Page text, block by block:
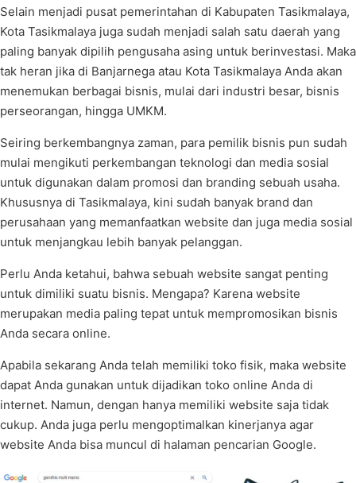
Selain menjadi pusat pemerintahan di Kabupaten Tasikmalaya,
Kota Tasikmalaya juga sudah menjadi salah satu daerah yang
paling banyak dipilih pengusaha asing untuk berinvestasi. Maka
tak heran jika di Banjarnega atau Kota Tasikmalaya Anda akan
menemukan berbagai bisnis, mulai dari industri besar, bisnis
perseorangan, hingga UMKM.
Seiring berkembangnya zaman, para pemilik bisnis pun sudah
mulai mengikuti perkembangan teknologi dan media sosial
untuk digunakan dalam promosi dan branding sebuah usaha.
Khususnya di Tasikmalaya, kini sudah banyak brand dan
perusahaan yang memanfaatkan website dan juga media sosial
untuk menjangkau lebih banyak pelanggan.
Perlu Anda ketahui, bahwa sebuah website sangat penting
untuk dimiliki suatu bisnis. Mengapa? Karena website
merupakan media paling tepat untuk mempromosikan bisnis
Anda secara online.
Apabila sekarang Anda telah memiliki toko fisik, maka website
dapat Anda gunakan untuk dijadikan toko online Anda di
internet. Namun, dengan hanya memiliki website saja tidak
cukup. Anda juga perlu mengoptimalkan kinerjanya agar
website Anda bisa muncul di halaman pencarian Google.